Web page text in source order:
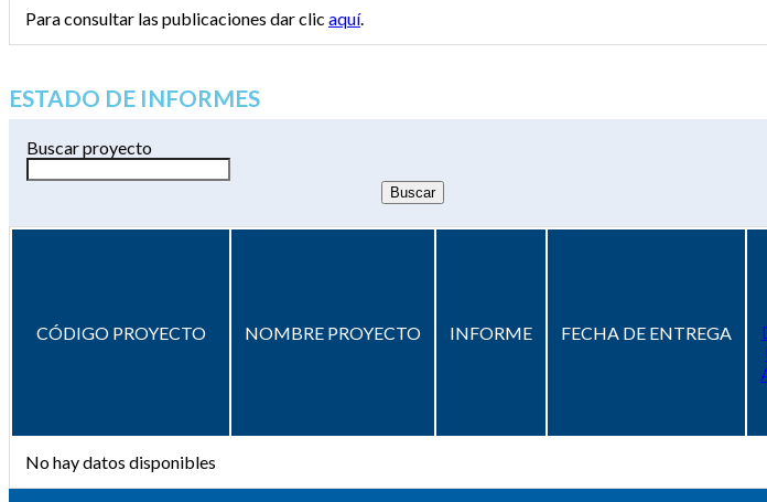
Para consultar las publicaciones dar clic aquí.
ESTADO DE INFORMES
Buscar proyecto
CÓDIGO PROYECTO NOMBRE PROYECTO INFORME FECHA DE ENTREGA
No hay datos disponibles